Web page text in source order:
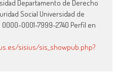
Departamento de Derecho
Social Universidad de
0000-0001-7999-2740 Perfil en
sisius/sis_showpub.php?